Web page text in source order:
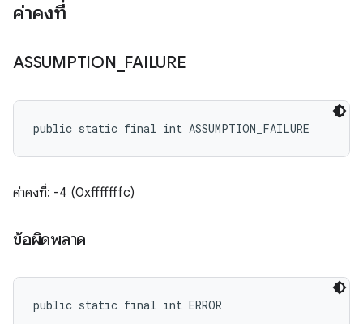
ค่าคงที่
ASSUMPTION FAILURE
public static final int ASSUMPTION_FAILURE
ค่าคงที่: -4 (0xfffffffc)
ข้อผิดพลาด
public static final int ERROR